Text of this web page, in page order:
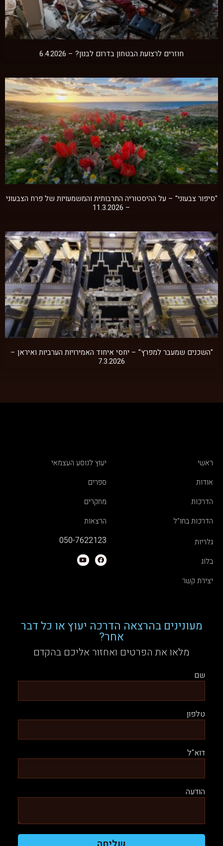
חוזרים לרצועת הבטחון בדרום לבנון? – 6.4.2026
"סיפור צבעוני" – על ההיסטוריה התרבותית והמשמעויות של פרח הצבעוני
– 11.3.2026
"השכנים שמעבר למפרץ" – יחסי איחוד האמירויות הערביות ואיראן –
7.3.2026
ראשי
אודות
הדרכות
הדרכות בחו"ל
יעוץ לנוסע העצמאי
ספרים
מחקרים
הרצאות
גלריות
בלוג
יצירת קשר
050-7622123
מעונינים בהרצאה הדרכה יעוץ או כל דבר
אחר?
מלאו את הפרטים ואחזור אליכם בהקדם
שם
טלפון
דוא"ל
הודעה